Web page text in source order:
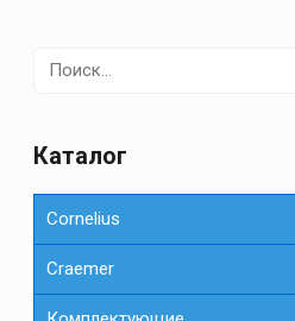
Каталог
Cornelius
Сraemer